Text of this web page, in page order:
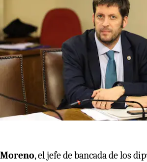
Moreno, el jefe de bancada de los